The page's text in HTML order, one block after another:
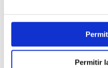
Permitir